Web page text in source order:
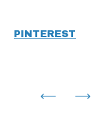
PINTEREST